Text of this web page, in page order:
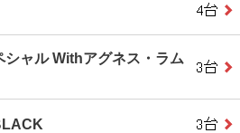
シャル Withアグネス・ラム